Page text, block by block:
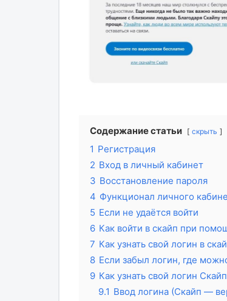
Содержание статьи скрыть
1 Регистрация
2 Вход в личный кабинет
3 Восстановление пароля
4 Функционал личного
5 Если не удаётся войти
6 Как войти в скайп при
7 Как узнать свой логин в
8 Если забыл логин, где
9 Как узнать свой логин
9.1 Ввод логина (Скайп —